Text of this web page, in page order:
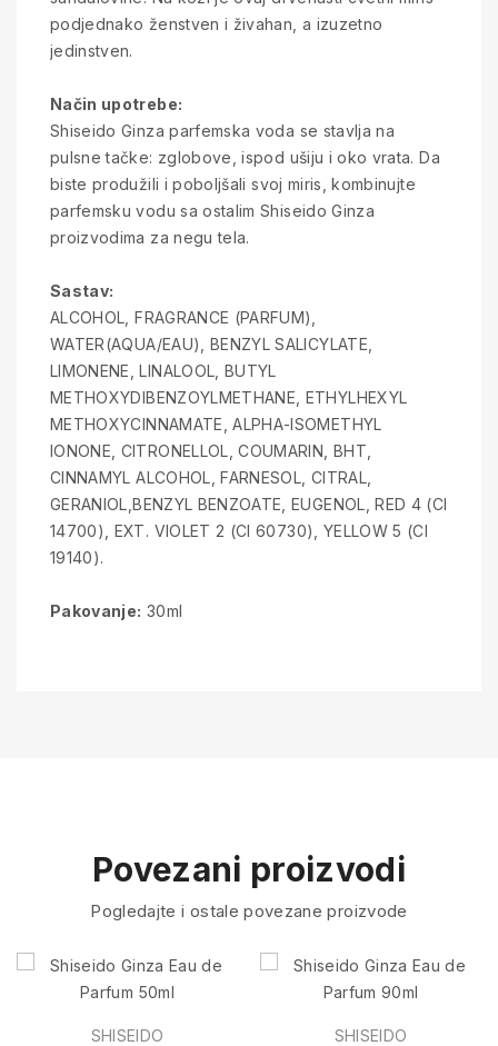
podjednako ženstven i živahan, a izuzetno
jedinstven.
Način upotrebe:
Shiseido Ginza parfemska voda se stavlja na
pulsne tačke: zglobove, ispod ušiju i oko vrata. Da
biste produžili i poboljšali svoj miris, kombinujte
parfemsku vodu sa ostalim Shiseido Ginza
proizvodima za negu tela.
Sastav:
ALCOHOL, FRAGRANCE (PARFUM),
WATER(AQUA/EAU), BENZYL SALICYLATE,
LIMONENE, LINALOOL, BUTYL
METHOXYDIBENZOYLMETHANE, ETHYLHEXYL
METHOXYCINNAMATE, ALPHA-ISOMETHYL
IONONE, CITRONELLOL, COUMARIN, BHT,
CINNAMYL ALCOHOL, FARNESOL, CITRAL,
GERANIOL,BENZYL BENZOATE, EUGENOL, RED 4 (CI
14700), EXT. VIOLET 2 (CI 60730), YELLOW 5 (CI
19140).
Pakovanje: 30ml
Povezani proizvodi
Pogledajte i ostale povezane proizvode
SHISEIDO SHISEIDO